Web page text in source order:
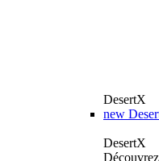
DesertX
new
DesertX